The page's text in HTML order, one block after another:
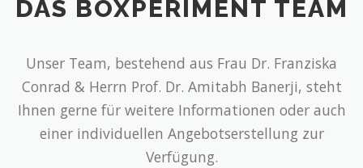
DAS BOXPERIMENT TEAM
Unser Team, bestehend aus Frau Dr. Franziska
Conrad & Herrn Prof. Dr. Amitabh Banerji, steht
Ihnen gerne für weitere Informationen oder auch
einer individuellen Angebotserstellung zur
Verfügung.